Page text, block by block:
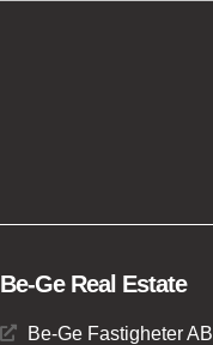
Be-Ge Real Estate
Be-Ge Fastigheter AB